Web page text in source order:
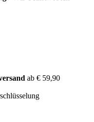
ab € 59,90